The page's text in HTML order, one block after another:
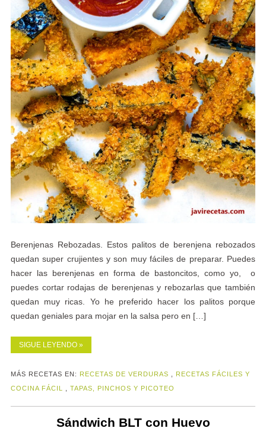
Berenjenas Rebozadas. Estos palitos de berenjena rebozados
quedan super crujientes y son muy fáciles de preparar. Puedes
hacer las berenjenas en forma de bastoncitos, como yo, o
puedes cortar rodajas de berenjenas y rebozarlas que también
quedan muy ricas. Yo he preferido hacer los palitos porque
quedan geniales para mojar en la salsa pero en […]
SIGUE LEYENDO »
MÁS RECETAS EN: RECETAS DE VERDURAS
RECETAS FÁCILES Y
COCINA FÁCIL
TAPAS, PINCHOS Y PICOTEO
Sándwich BLT con Huevo